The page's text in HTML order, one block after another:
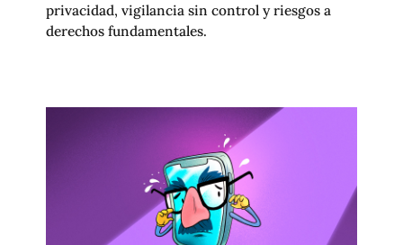
privacidad, vigilancia sin control y riesgos a
derechos fundamentales.